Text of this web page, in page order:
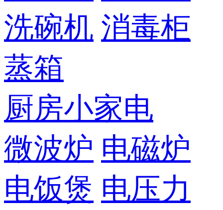
洗碗机 消毒柜
蒸箱
厨房小家电
微波炉 电磁炉
电饭煲 电压力